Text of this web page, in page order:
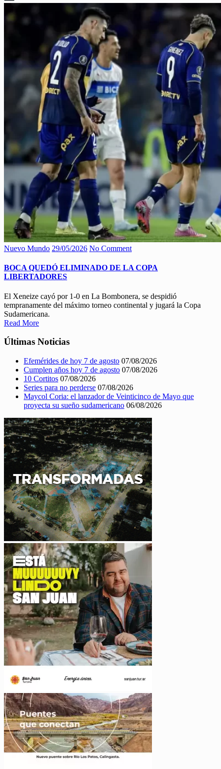
Nuevo Mundo 29/05/2026 No Comment
BOCA QUEDÓ ELIMINADO DE LA COPA
LIBERTADORES
El Xeneize cayó por 1-0 en La Bombonera, se despidió
tempranamente del máximo torneo continental y jugará la Copa
Sudamericana.
Read More
Últimas Noticias
Efemérides de hoy 7 de agosto 07/08/2026
Cumplen años hoy 7 de agosto 07/08/2026
10 Cortitos 07/08/2026
Series para no perderse 07/08/2026
Maycol Coria: el lanzador de Veinticinco de Mayo que
proyecta su sueño sudamericano 06/08/2026